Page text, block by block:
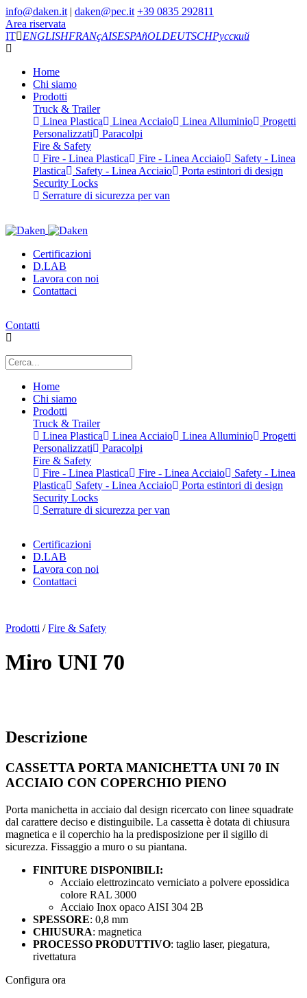
info@daken.it | daken@pec.it +39 0835 292811
Area riservata
IT
ENGLISHFRANçAISESPAñOLDEUTSCHРусский
Home
Chi siamo
Prodotti
Truck & Trailer
Linea Plastica
Linea Acciaio Linea Alluminio
Progetti
Personalizzati
Paracolpi
Fire & Safety
Fire - Linea Plastica
Fire - Linea Acciaio
Safety - Linea
Plastica
Safety - Linea Acciaio
Porta estintori di design
Security Locks
Serrature di sicurezza per van
Certificazioni
D.LAB
Lavora con noi
Contattaci
Contatti
Home
Chi siamo
Prodotti
Truck & Trailer
Linea Plastica
Linea Acciaio Linea Alluminio
Progetti
Personalizzati
Paracolpi
Fire & Safety
Fire - Linea Plastica
Fire - Linea Acciaio
Safety - Linea
Plastica
Safety - Linea Acciaio
Porta estintori di design
Security Locks
Serrature di sicurezza per van
Certificazioni
D.LAB
Lavora con noi
Contattaci
Prodotti /Fire & Safety
Miro UNI 70
Descrizione
CASSETTA PORTA MANICHETTA UNI 70 IN
ACCIAIO CON COPERCHIO PIENO
Porta manichetta in acciaio dal design ricercato con linee squadrate
dal carattere deciso e distinguibile. La cassetta è dotata di chiusura
magnetica e il coperchio ha la predisposizione per il sigillo di
sicurezza. Fissaggio a muro o su piantana.
FINITURE DISPONIBILI:
Acciaio elettrozincato verniciato a polvere epossidica
colore RAL 3000
Acciaio Inox opaco AISI 304 2B
SPESSORE: 0,8 mm
CHIUSURA: magnetica
PROCESSO PRODUTTIVO: taglio laser, piegatura,
rivettatura
Configura ora